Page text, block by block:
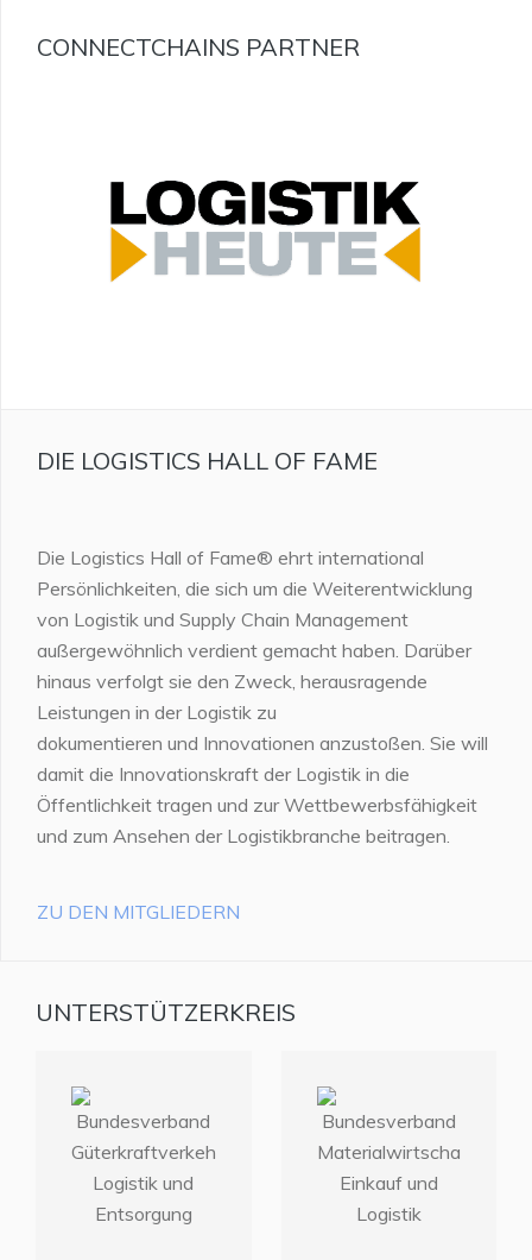
CONNECTCHAINS PARTNER
DIE LOGISTICS HALL OF FAME
Die Logistics Hall of Fame® ehrt international
Persönlichkeiten, die sich um die Weiterentwicklung
von Logistik und Supply Chain Management
außergewöhnlich verdient gemacht haben. Darüber
hinaus verfolgt sie den Zweck, herausragende
Leistungen in der Logistik zu
dokumentieren und Innovationen anzustoßen. Sie will
damit die Innovationskraft der Logistik in die
Öffentlichkeit tragen und zur Wettbewerbsfähigkeit
und zum Ansehen der Logistikbranche beitragen.
ZU DEN MITGLIEDERN
UNTERSTÜTZERKREIS